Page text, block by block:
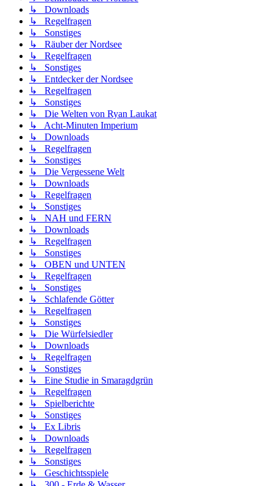
↳ Downloads
↳ Regelfragen
↳ Sonstiges
↳ Räuber der Nordsee
↳ Regelfragen
↳ Sonstiges
↳ Entdecker der Nordsee
↳ Regelfragen
↳ Sonstiges
↳ Die Welten von Ryan Laukat
↳ Acht-Minuten Imperium
↳ Downloads
↳ Regelfragen
↳ Sonstiges
↳ Die Vergessene Welt
↳ Downloads
↳ Regelfragen
↳ Sonstiges
↳ NAH und FERN
↳ Downloads
↳ Regelfragen
↳ Sonstiges
↳ OBEN und UNTEN
↳ Regelfragen
↳ Sonstiges
↳ Schlafende Götter
↳ Regelfragen
↳ Sonstiges
↳ Die Würfelsiedler
↳ Downloads
↳ Regelfragen
↳ Sonstiges
↳ Eine Studie in Smaragdgrün
↳ Regelfragen
↳ Spielberichte
↳ Sonstiges
↳ Ex Libris
↳ Downloads
↳ Regelfragen
↳ Sonstiges
↳ Geschichtsspiele